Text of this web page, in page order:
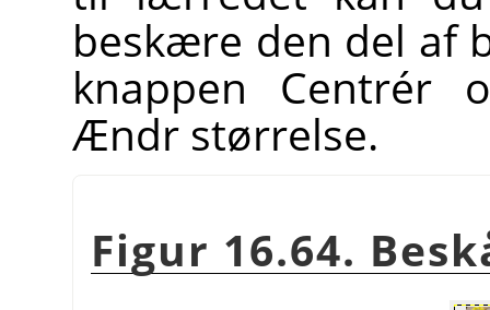
beskære den del af
knappen Centrér
Ændr størrelse.
Figur 16.64.